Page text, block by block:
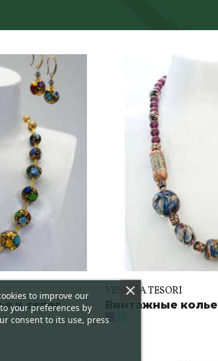
и серег
VENEZIA TESORI
Винтажные колье
to improve our
your preferences by
consent to its use, press